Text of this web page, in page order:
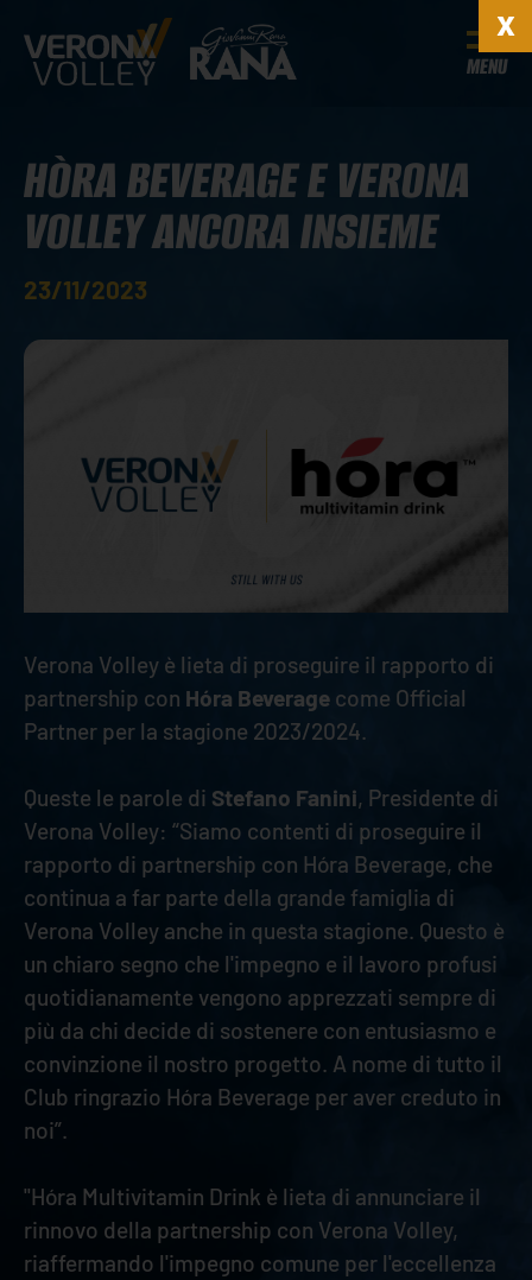
MENU
HÒRA BEVERAGE E VERONA
VOLLEY ANCORA INSIEME
23/11/2023
Verona Volley è lieta di proseguire il rapporto di
partnership con Hóra Beverage come Official
Partner per la stagione 2023/2024.
Queste le parole di Stefano Fanini, Presidente di
Verona Volley: “Siamo contenti di proseguire il
rapporto di partnership con Hóra Beverage, che
continua a far parte della grande famiglia di
Verona Volley anche in questa stagione. Questo è
un chiaro segno che l'impegno e il lavoro profusi
quotidianamente vengono apprezzati sempre di
più da chi decide di sostenere con entusiasmo e
convinzione il nostro progetto. A nome di tutto il
Club ringrazio Hóra Beverage per aver creduto in
noi”.
"Hóra Multivitamin Drink è lieta di annunciare il
rinnovo della partnership con Verona Volley,
riaffermando l'impegno comune per l'eccellenza